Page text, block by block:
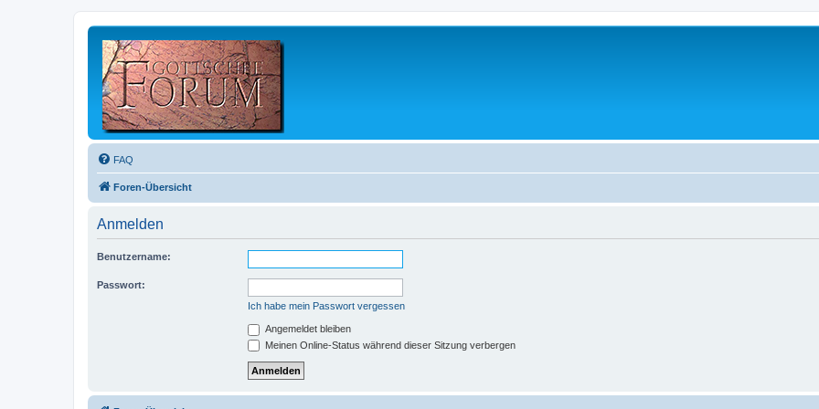
FAQ
Foren-Übersicht
Anmelden
Benutzername:
Passwort:
Ich habe mein Passwort vergessen
Angemeldet bleiben
Meinen Online-Status während dieser Sitzung verbergen